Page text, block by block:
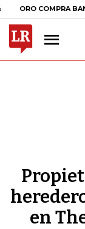
COMPRA BANCO DE
en